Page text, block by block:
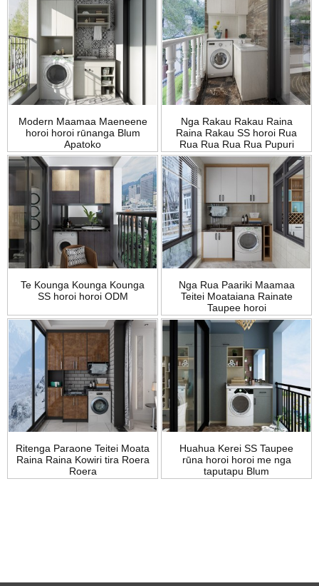
Modern Maamaa Maeneene
horoi horoi rūnanga Blum
Apatoko
Nga Rakau Rakau Raina
Raina Rakau SS horoi Rua
Rua Rua Rua Rua Pupuri
Te Kounga Kounga Kounga
SS horoi horoi ODM
Nga Rua Paariki Maamaa
Teitei Moataiana Rainate
Taupee horoi
Ritenga Paraone Teitei Moata
Raina Raina Kowiri tira Roera
Roera
Huahua Kerei SS Taupee
rūna horoi horoi me nga
taputapu Blum